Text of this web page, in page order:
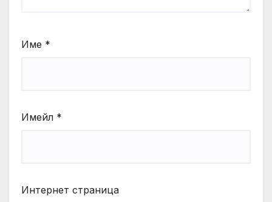
Име *
Имейл *
Интернет страница